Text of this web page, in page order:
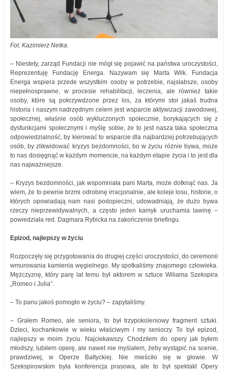
Fot. Kazimierz Netka.
– Niestety, zarząd Fundacji nie mógł się pojawić na państwa uroczystości,
Reprezentuję Fundację Energa. Nazywam się Marta Wilk. Fundacja
Energa wspiera przede wszystkim osoby w potrzebie, najsłabsze, osoby
niepełnosprawne, w procesie rehabilitacji, leczenia, ale również takie
osoby, które są pokrzywdzone przez los, za którymi stoi jakaś trudna
historia i naszym nadrzędnym celem jest wsparcie aktywizacji zawodowej,
społecznej, właśnie osób wykluczonych społecznie, borykających się z
dysfunkcjami społecznymi i myślę sobie, że to jest nasza taka społeczna
odpowiedzialność, by kierować to wsparcie dla najbardziej potrzebujących
osób, by zlikwidować kryzys bezdomności, bo w życiu różnie bywa, może
to nas dosięgnąć w każdym momencie, na każdym etapie życia i to jest dla
nas najważniejsze.
– Kryzys bezdomności, jak wspomniała pani Marta, może dotknąć nas. Ja
wiem, że to pewnie brzmi odrobinę irracjonalnie, ale koleje losu, historie, o
których opowiadają nam nasi podopieczni, udowadniają, że dużo bywa
rzeczy nieprzewidywalnych, a często jeden kamyk uruchamia lawinę –
powiedziała red. Dagmara Rybicka na zakończenie briefingu.
Epizod, najlepszy w życiu
Rozpoczęły się przygotowania do drugiej części uroczystości, do ceremonii
wmurowania kamienia węgielnego. My spotkaliśmy znajomego człowieka.
Mężczyznę, który parę lat temu był aktorem w sztuce Wiliama Szekspira
„Romeo i Julia”.
– To panu jakoś pomogło w życiu? – zapytaliśmy.
– Grałem Romeo, ale seniora, to był trzypokoleniowy fragment sztuki.
Dzieci, kochankowie w wieku właściwym i my seniorzy. To był epizod,
najlepszy w moim życiu. Najciekawszy. Chodziłem do opery jak byłem
młodszy, lubiłem operę, ale nawet nie myślałem, żeby wystąpić na scenie,
prawdziwej, w Operze Bałtyckiej. Nie mieściło się w głowie. W
Szekspirowskim była konferencja prasowa, ale to był spektakl Opery